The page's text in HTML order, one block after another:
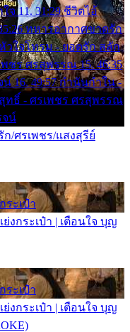
จ 11. 31:29 ชีวิตไอ้
ทหารอากาศขาดรัก
วใจโทรม - ยอดรัก สลัก
พชร ศรสุพรรณ 15. 46:35
16. 49:57 กำนันกำใน -
สุทธิ์ - ศรเพชร ศรสุพรรณ
จน์
ก/ศรเพชร/แสงสุรีย์
ระเป๋า
งกระเป๋า | เตือนใจ บุญ
ระเป๋า
งกระเป๋า | เตือนใจ บุญ